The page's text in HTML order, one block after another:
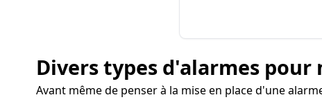
Divers types d'alarmes pour
Avant même de penser à la mise en place d'une